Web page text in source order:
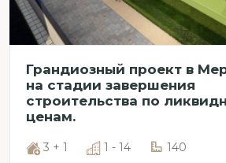
Грандиозный проект в
на стадии завершения
строительства по
ценам.
3 + 1 1 - 14 140